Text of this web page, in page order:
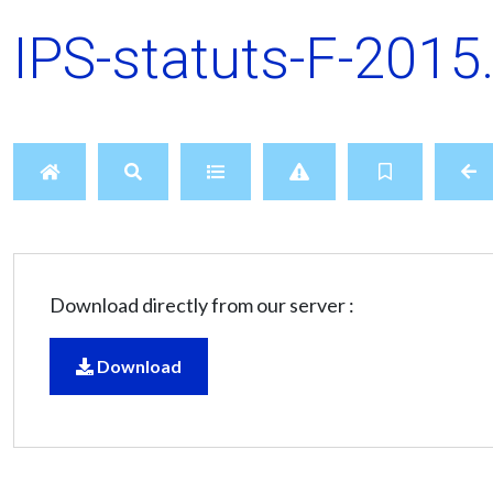
IPS-statuts-F-
Download directly from our server :
Download